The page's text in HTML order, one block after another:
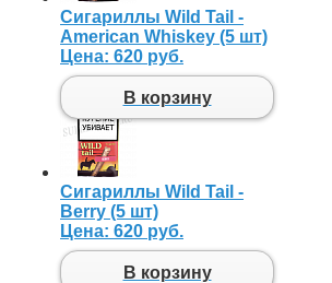
Сигариллы Wild Tail -
American Whiskey (5 шт)
Цена: 620 руб.
В корзину
Сигариллы Wild Tail -
Berry (5 шт)
Цена: 620 руб.
В корзину